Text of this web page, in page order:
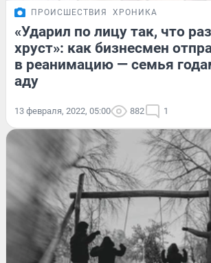
ПРОИСШЕСТВИЯ ХРОНИКА
«Ударил по лицу так, что
хруст»: как бизнесмен
в реанимацию — семья
аду
13 февраля, 2022, 05:00 882 1